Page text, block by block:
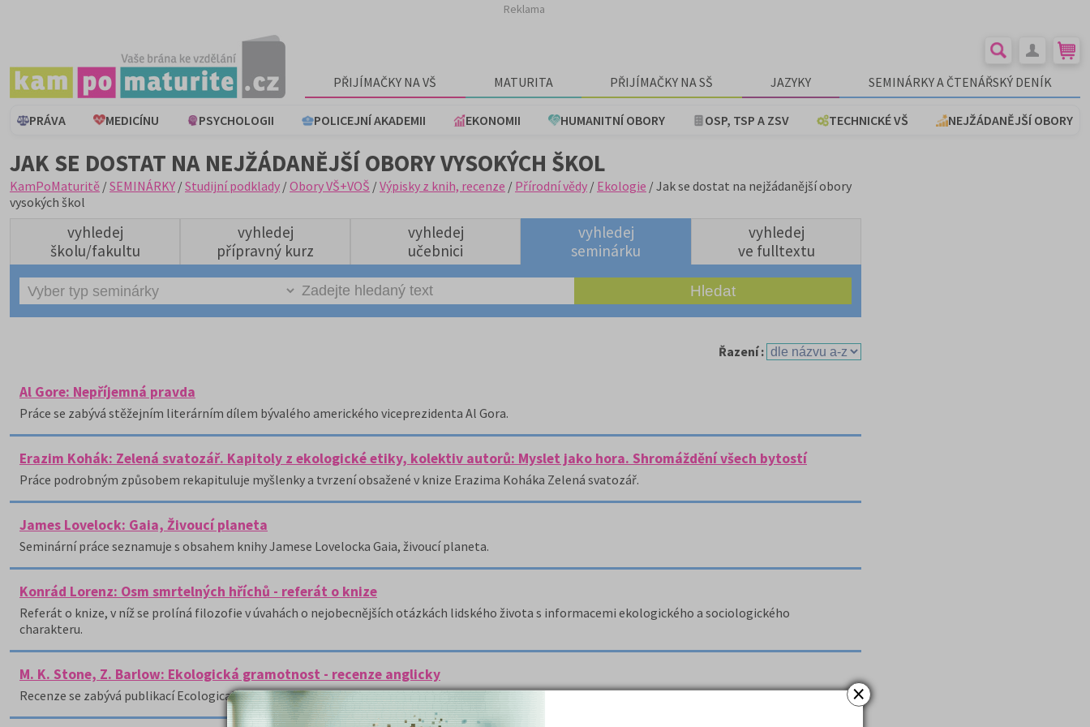
×
Reklama
PŘIJÍMAČKY NA VŠ MATURITA PŘIJÍMAČKY NA SŠ JAZYKY SEMINÁRKY A ČTENÁŘSKÝ DENÍK
PRÁVA MEDICÍNU PSYCHOLOGII POLICEJNÍ AKADEMII EKONOMII HUMANITNÍ OBORY OSP, TSP A ZSV TECHNICKÉ VŠ NEJŽÁDANĚJŠÍ OBORY
JAK SE DOSTAT NA NEJŽÁDANĚJŠÍ OBORY VYSOKÝCH ŠKOL
KamPoMaturitě /SEMINÁRKY /Studijní podklady /Obory VŠ+VOŠ /Výpisky z knih, recenze / Přírodní vědy / Ekologie / Jak se dostat na nejžádanější obory
vysokých škol
vyhledej
školu/fakultu
vyhledej
přípravný kurz
vyhledej
učebnici
vyhledej
seminárku
vyhledej
ve fulltextu
Řazení :
Al Gore: Nepříjemná pravda
Práce se zabývá stěžejním literárním dílem bývalého amerického viceprezidenta Al Gora.
Erazim Kohák: Zelená svatozář. Kapitoly z ekologické etiky, kolektiv autorů: Myslet jako hora. Shromáždění všech bytostí
Práce podrobným způsobem rekapituluje myšlenky a tvrzení obsažené v knize Erazima Koháka Zelená svatozář.
James Lovelock: Gaia, Živoucí planeta
Seminární práce seznamuje s obsahem knihy Jamese Lovelocka Gaia, živoucí planeta.
Konrád Lorenz: Osm smrtelných hříchů - referát o knize
Referát o knize, v níž se prolíná filozofie v úvahách o nejobecnějších otázkách lidského života s informacemi ekologického a sociologického
charakteru.
M. K. Stone, Z. Barlow: Ekologická gramotnost - recenze anglicky
Recenze se zabývá publikací Ecological Literacy: Educating Our Children for a Sustainable World, kterou editorsky zpracovali M.